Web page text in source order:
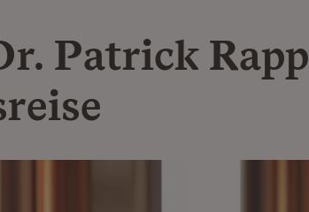
Patrick Rapp